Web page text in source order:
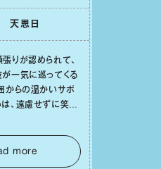
天恩⽇
りが認められて、
⼀気に巡ってくる
からの温かいサポ
、遠慮せずに笑顔
ジを持って⼀歩を
の良いところが混
な未来が形作られて
more